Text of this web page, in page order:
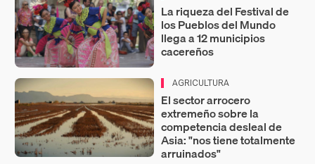
La riqueza del Festival de
los Pueblos del Mundo
llega a 12 municipios
cacereños
AGRICULTURA
El sector arrocero
extremeño sobre la
competencia desleal de
Asia: "nos tiene totalmente
arruinados"